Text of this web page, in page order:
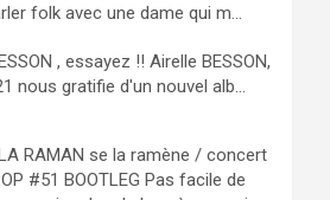
folk avec une dame qui m...
, essayez !! Airelle BESSON,
nous gratifie d'un nouvel alb...
RAMAN se la ramène / concert
#51 BOOTLEG Pas facile de